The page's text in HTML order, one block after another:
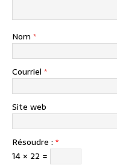
Nom *
Courriel *
Site web
Résoudre : *
14 × 22 =